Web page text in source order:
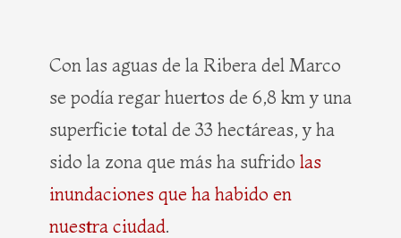
Con las aguas de la Ribera del Marco
se podía regar huertos de 6,8 km y una
superficie total de 33 hectáreas, y ha
sido la zona que más ha sufrido las
inundaciones que ha habido en
nuestra ciudad.